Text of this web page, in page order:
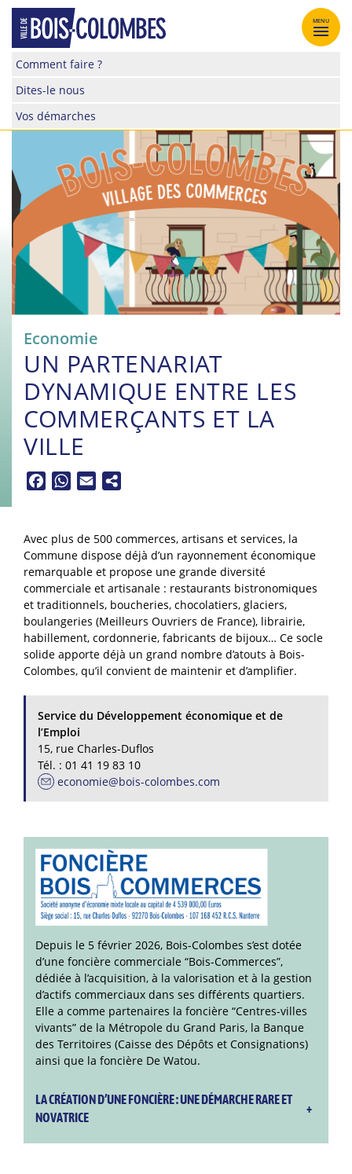
Skip
content
Site
de
la
Colombes
Comment faire ?
Dites-le nous
Vos démarches
MENU
Economie
UN PARTENARIAT
DYNAMIQUE ENTRE LES
COMMERÇANTS ET LA
VILLE
FacebookWhatsApp
Email
Avec plus de 500 commerces, artisans et services, la
Commune dispose déjà d’un rayonnement économique
remarquable et propose une grande diversité
commerciale et artisanale : restaurants bistronomiques
et traditionnels, boucheries, chocolatiers, glaciers,
boulangeries (Meilleurs Ouvriers de France), librairie,
habillement, cordonnerie, fabricants de bijoux… Ce socle
solide apporte déjà un grand nombre d’atouts à Bois-
Colombes, qu’il convient de maintenir et d’amplifier.
Service du Développement économique et de
l’Emploi
15, rue Charles-Duflos
Tél. : 01 41 19 83 10
economie@bois-colombes.com
Depuis le 5 février 2026, Bois-Colombes s’est dotée
d’une foncière commerciale “Bois-Commerces”,
dédiée à l’acquisition, à la valorisation et à la gestion
d’actifs commerciaux dans ses différents quartiers.
Elle a comme partenaires la foncière “Centres-villes
vivants” de la Métropole du Grand Paris, la Banque
des Territoires (Caisse des Dépôts et Consignations)
ainsi que la foncière De Watou.
LA CRÉATION D’UNE FONCIÈRE : UNE DÉMARCHE RARE ET
NOVATRICE
+